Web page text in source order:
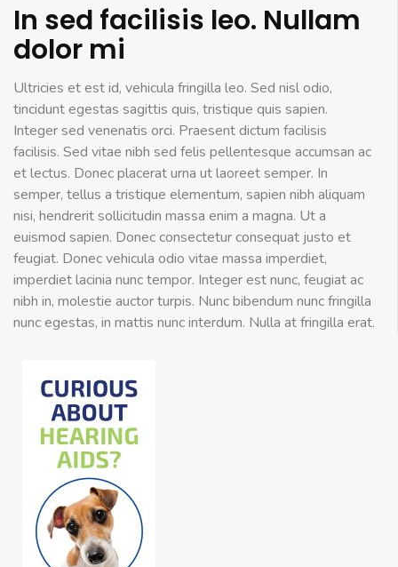
In sed facilisis leo. Nullam
dolor mi
Ultricies et est id, vehicula fringilla leo. Sed nisl odio,
tincidunt egestas sagittis quis, tristique quis sapien.
Integer sed venenatis orci. Praesent dictum facilisis
facilisis. Sed vitae nibh sed felis pellentesque accumsan ac
et lectus. Donec placerat urna ut laoreet semper. In
semper, tellus a tristique elementum, sapien nibh aliquam
nisi, hendrerit sollicitudin massa enim a magna. Ut a
euismod sapien. Donec consectetur consequat justo et
feugiat. Donec vehicula odio vitae massa imperdiet,
imperdiet lacinia nunc tempor. Integer est nunc, feugiat ac
nibh in, molestie auctor turpis. Nunc bibendum nunc fringilla
nunc egestas, in mattis nunc interdum. Nulla at fringilla erat.